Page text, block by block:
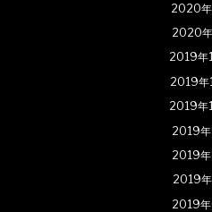
2020
2020年
2019年
2019年
2019年
2019
2019
2019年
2019